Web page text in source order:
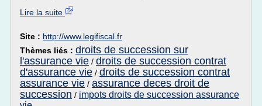
Lire la suite
Site : http://www.legifiscal.fr
Thèmes liés : droits de succession sur
l'assurance vie / droits de succession contrat
d'assurance vie / droits de succession contrat
assurance vie / assurance deces droit de
succession / impots droits de succession assurance